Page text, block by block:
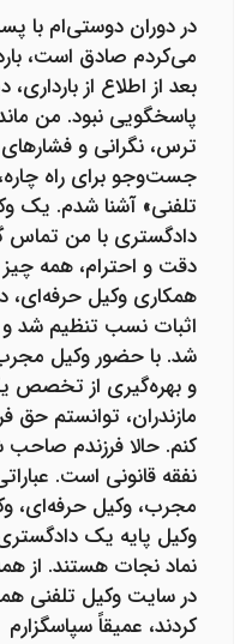
در دوران دوستی‌ام با
می‌کردم صادق است،
بعد از اطلاع از
پاسخگویی نبود. من
ترس، نگرانی و
جست‌وجو برای راه
تلفنی» آشنا شدم. یک
دادگستری با من تماس
دقت و احترام، همه چیز
همکاری وکیل حرفه‌ای،
اثبات نسب تنظیم شد
شد. با حضور وکیل
و بهره‌گیری از تخصص
مازندران، توانستم حق
کنم. حالا فرزندم صاحب
نفقه قانونی است.
مجرب، وکیل حرفه‌ای،
وکیل پایه یک
نماد نجات هستند. از
در سایت وکیل تلفنی
کردند، عمیقاً سپاسگزارم